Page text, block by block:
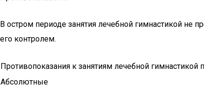
В остром периоде занятия лечебной гимнастикой не
его контролем.
Противопоказания к занятиям лечебной
Абсолютные